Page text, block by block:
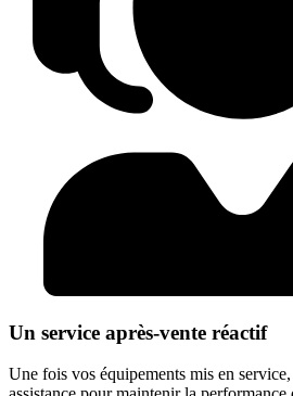
Un service après-vente réactif
Une fois vos équipements mis en